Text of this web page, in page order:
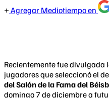
Agregar Mediotiempo en
Recientemente fue divulgada
jugadores que seleccionó el
del Salón de la Fama del
domingo 7 de diciembre a